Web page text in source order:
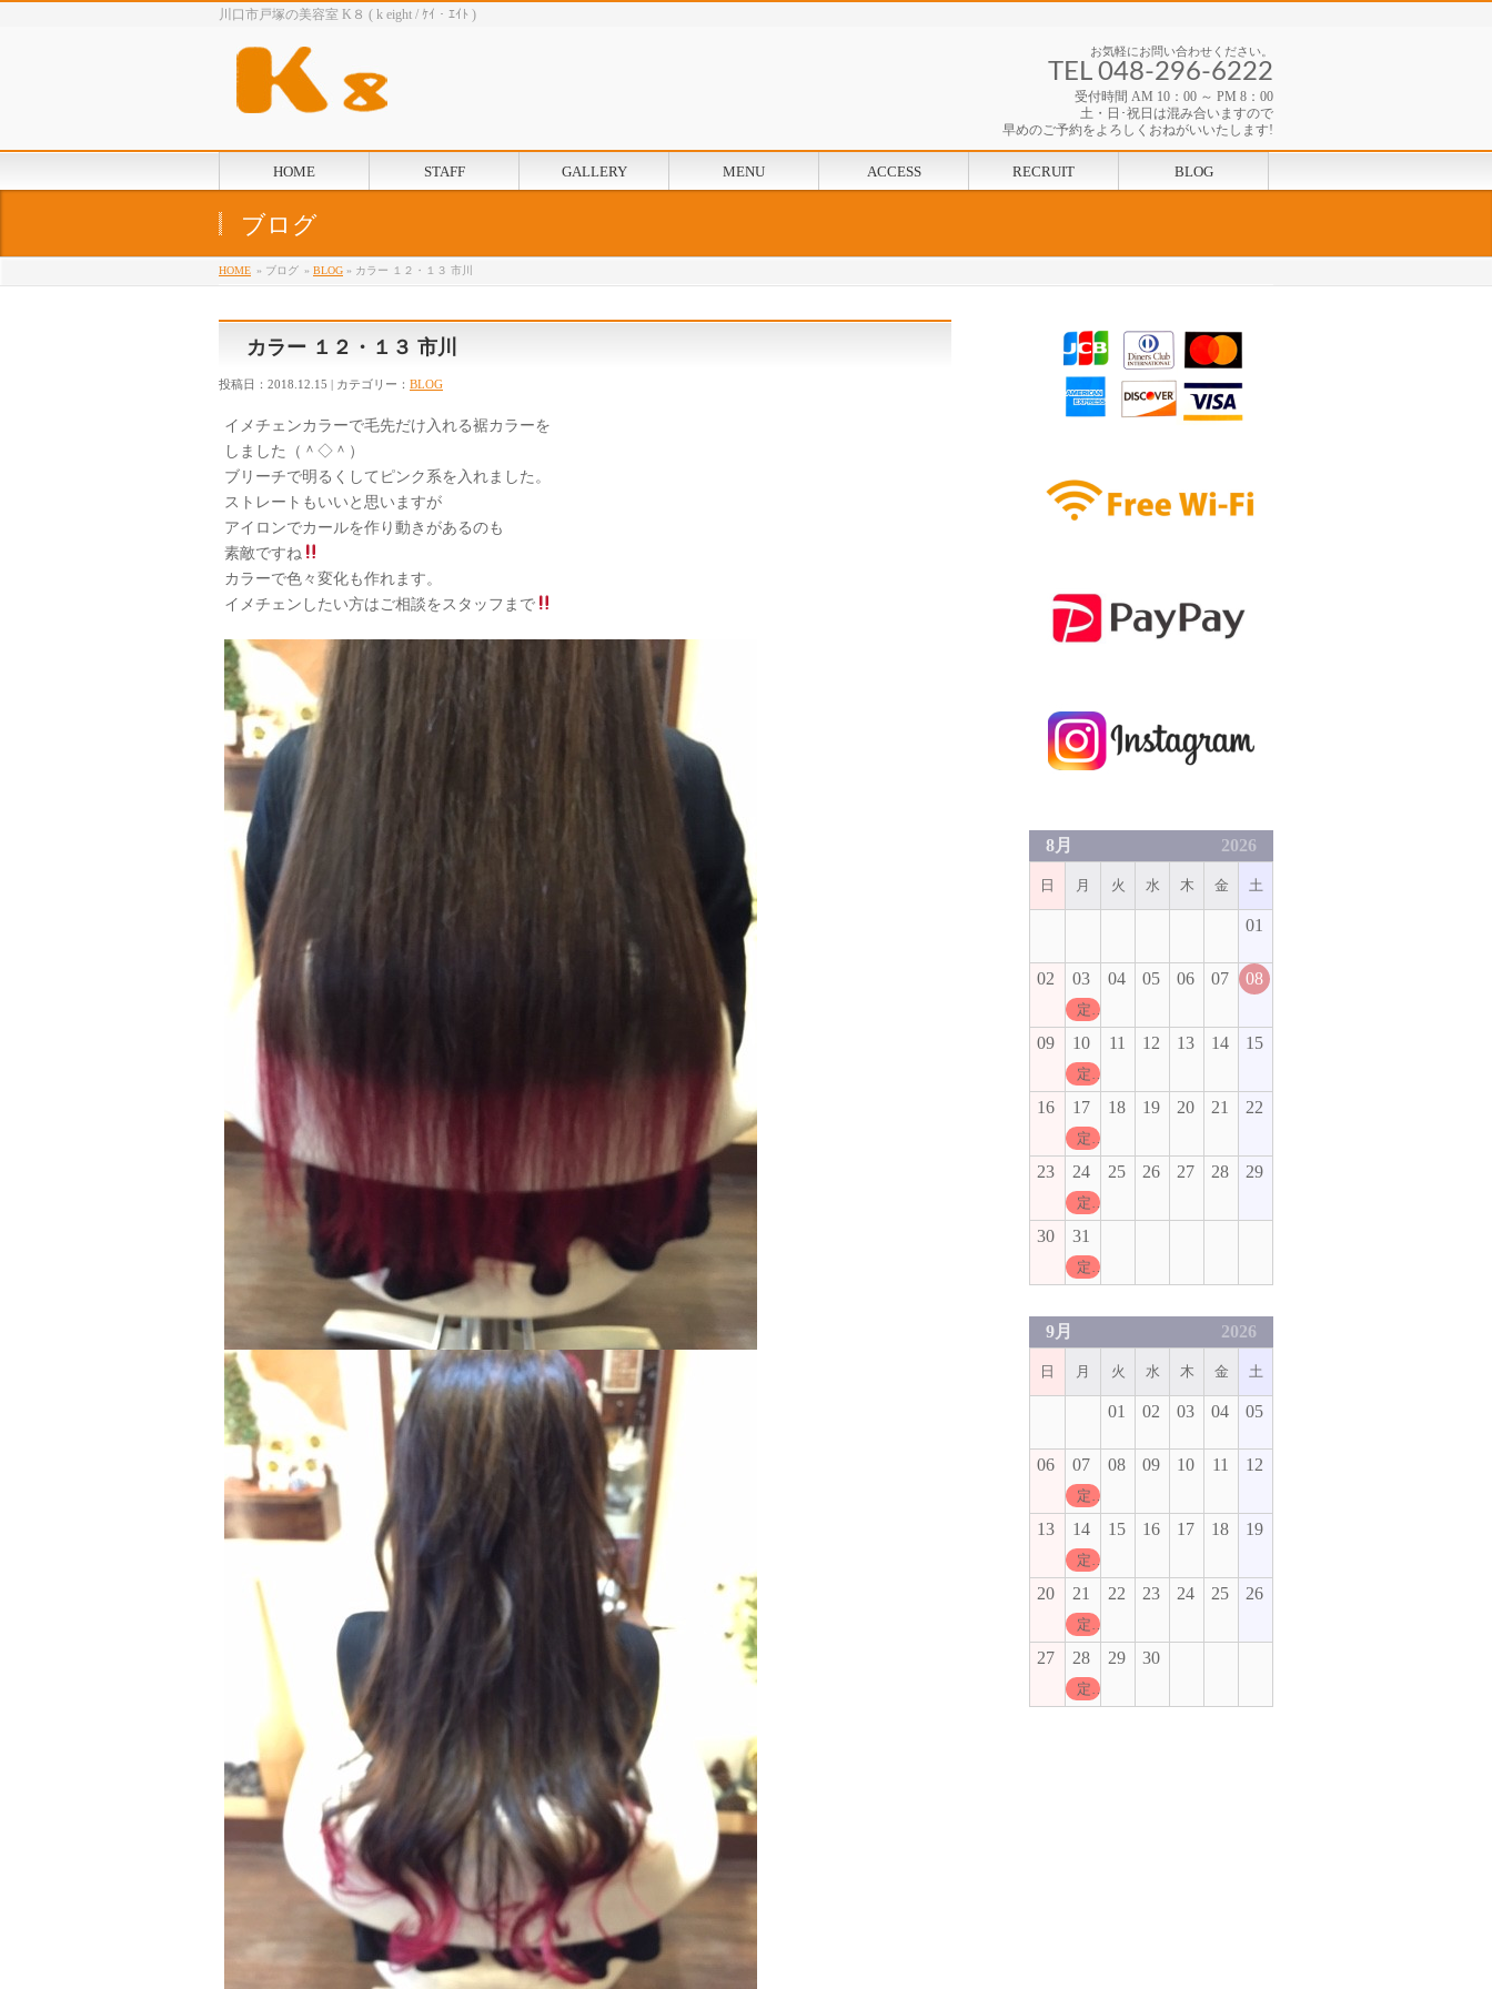
川口市戸塚の美容室 K８ ( k eight / ｹｲ・ｴｲﾄ )
お気軽にお問い合わせください。
TEL 048-296-6222
受付時間 AM 10：00 ～ PM 8：00
土・日･祝日は混み合いますので
早めのご予約をよろしくおねがいいたします!
HOME STAFF GALLERY MENU ACCESS RECRUIT BLOG
ブログ
HOME » ブログ » BLOG » カラー １２・１３ 市川
カラー １２・１３ 市川
投稿日：2018.12.15 | カテゴリー： BLOG
イメチェンカラーで毛先だけ入れる裾カラーを
しました（＾◇＾）
ブリーチで明るくしてピンク系を入れました。
ストレートもいいと思いますが
アイロンでカールを作り動きがあるのも
素敵ですね
カラーで色々変化も作れます。
イメチェンしたい方はご相談をスタッフまで
8月 2026
日 月 火 水 木 金 土
01
02 03
定休日
04 05 06 07 08
09 10
定休日
11 12 13 14 15
16 17
定休日
18 19 20 21 22
23 24
定休日
25 26 27 28 29
30 31
定休日
9月 2026
日 月 火 水 木 金 土
01 02 03 04 05
06 07
定休日
08 09 10 11 12
13 14
定休日
15 16 17 18 19
20 21
定休日
22 23 24 25 26
27 28
定休日
29 30